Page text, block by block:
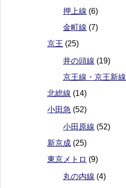
押上線 (6)
金町線 (7)
京王 (25)
井の頭線 (19)
京王線・京王新線
北総線 (14)
小田急 (52)
小田原線 (52)
新京成 (25)
東京メトロ (9)
丸の内線 (4)